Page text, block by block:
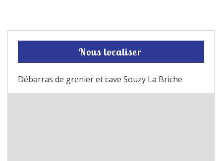
Nous localiser
Débarras de grenier et cave Souzy La Briche